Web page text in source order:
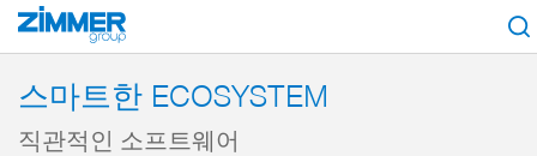
시작 제품 MATCH - 로봇용 표준 인터페이스
스마트한 ECOSYSTEM
직관적인 소프트웨어